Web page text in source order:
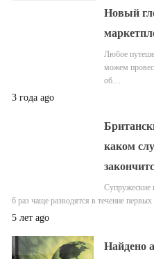
Новый
Любое
можем
об…
3 года ago
каком
Супружеские
6 раз чаще разводятся в течение
5 лет ago
Найдено